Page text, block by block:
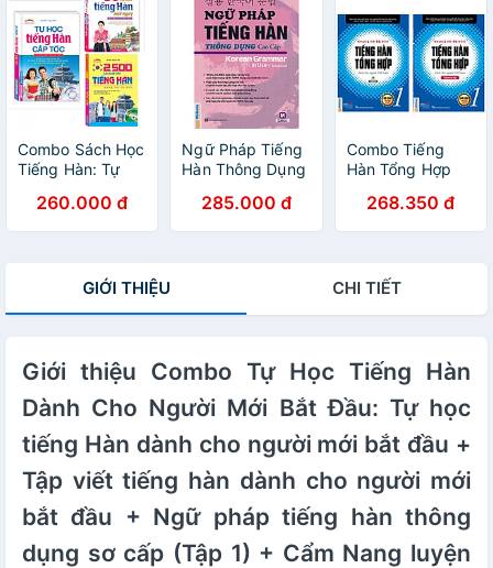
Combo Sách Học
Tiếng Hàn: Tự
Cấp Tốc + 30
Phút Tự Học
Câu Giao Tiếng
260.000 đ
Ngữ Pháp Tiếng
Hàn Thông Dụng
Korean Grammar
In Use ( tặng
285.000 đ
Combo Tiếng
Hàn Tổng Hợp
Việt Nam - Sơ
Cấp 1: Gíao Trình
Hàn Hiệu Qủa
Bookmark Green
Life)
268.350 đ
GIỚI THIỆU CHI TIẾT
Giới thiệu Combo Tự Học Tiếng Hàn
Dành Cho Người Mới Bắt Đầu: Tự học
tiếng Hàn dành cho người mới bắt đầu +
Tập viết tiếng hàn dành cho người mới
bắt đầu + Ngữ pháp tiếng hàn thông
dụng sơ cấp (Tập 1) + Cẩm Nang luyện